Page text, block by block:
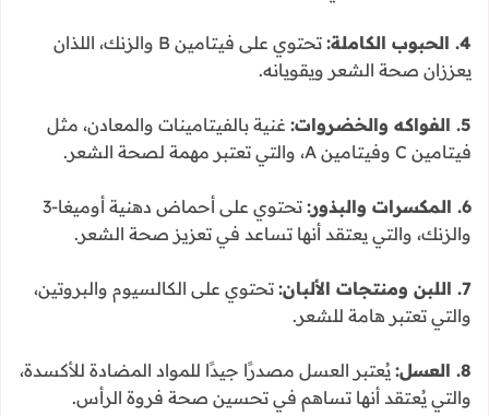
4. الحبوب الكاملة:
تحتوي على فيتامين B والزنك، اللذان
يعززان صحة الشعر ويقويانه.
5. الفواكه والخضروات:
غنية بالفيتامينات والمعادن، مثل
فيتامين C وفيتامين A، والتي تعتبر مهمة لصحة الشعر.
6. المكسرات والبذور:
تحتوي على أحماض دهنية أوميغا-3
والزنك، والتي يعتقد أنها تساعد في تعزيز صحة الشعر.
7. اللبن ومنتجات الألبان:
تحتوي على الكالسيوم والبروتين،
والتي تعتبر هامة للشعر.
8. العسل:
يُعتبر العسل مصدرًا جيدًا للمواد المضادة للأكسدة،
والتي يُعتقد أنها تساهم في تحسين صحة فروة الرأس.